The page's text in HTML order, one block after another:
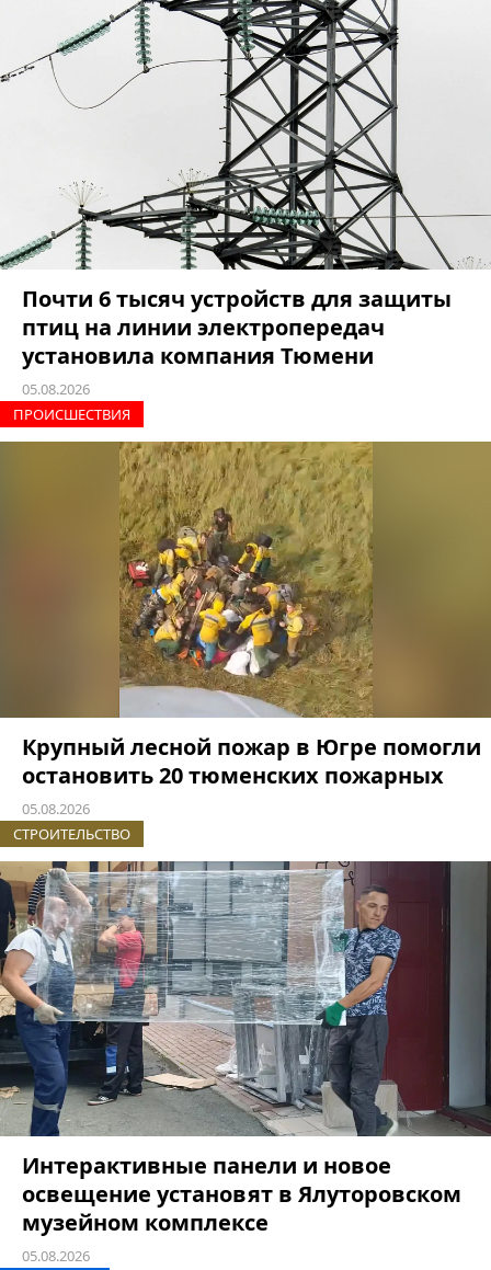
Почти 6 тысяч устройств для защиты
птиц на линии электропередач
установила компания Тюмени
05.08.2026
ПРОИCШЕСТВИЯ
Крупный лесной пожар в Югре помогли
остановить 20 тюменских пожарных
05.08.2026
СТРОИТЕЛЬСТВО
Интерактивные панели и новое
освещение установят в Ялуторовском
музейном комплексе
05.08.2026